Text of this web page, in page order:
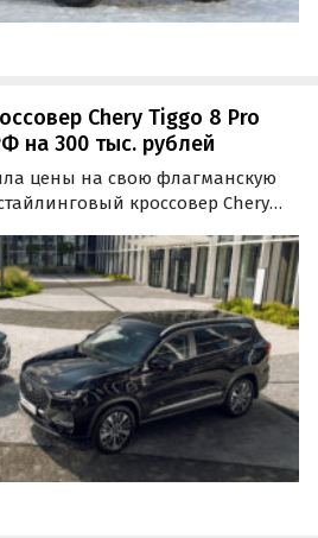
Chery Tiggo 8 Pro
на 300 тыс. рублей
цены на свою флагманскую
кроссовер Chery
в понедельник сообщает портал